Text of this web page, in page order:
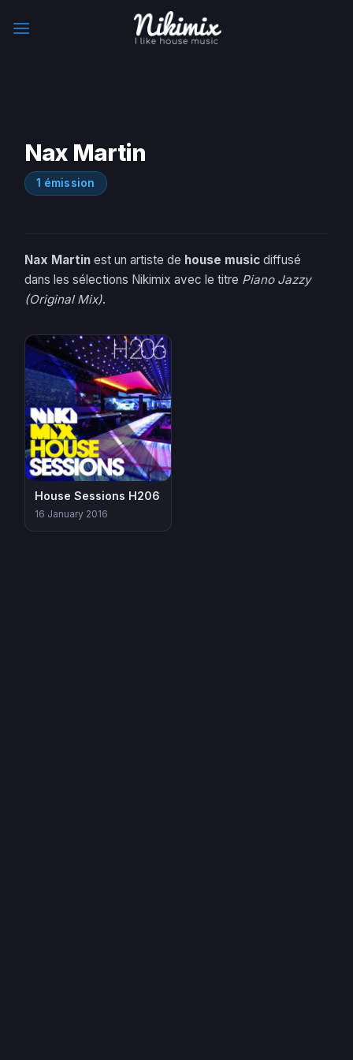
Nax Martin
1 émission
Nax Martin est un artiste de house music diffusé
dans les sélections Nikimix avec le titre Piano Jazzy
(Original Mix).
House Sessions H206
16 January 2016